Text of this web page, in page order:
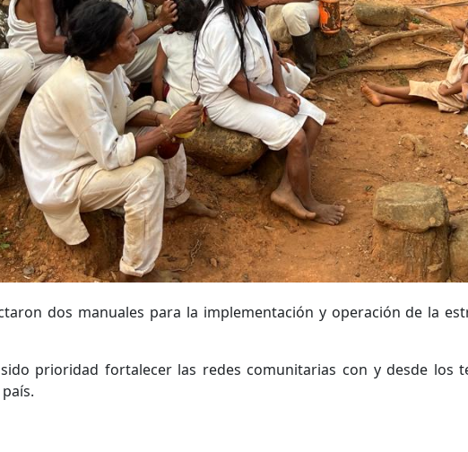
dos manuales para la implementación y operación de la
prioridad fortalecer las redes comunitarias con y desde